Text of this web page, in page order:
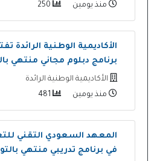
منذ يومين
الأكاديمية الوطنية الرائدة
برنامج دبلوم مجاني منتهي
الأكاديمية الوطنية الرائدة
منذ يومين
المعهد السعودي التقني
في برنامج تدريبي منتهي